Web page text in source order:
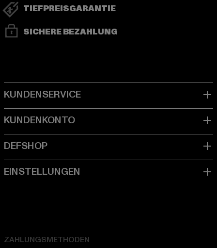
TIEFPREISGARANTIE
SICHERE BEZAHLUNG
ZAHLUNGSMETHODEN